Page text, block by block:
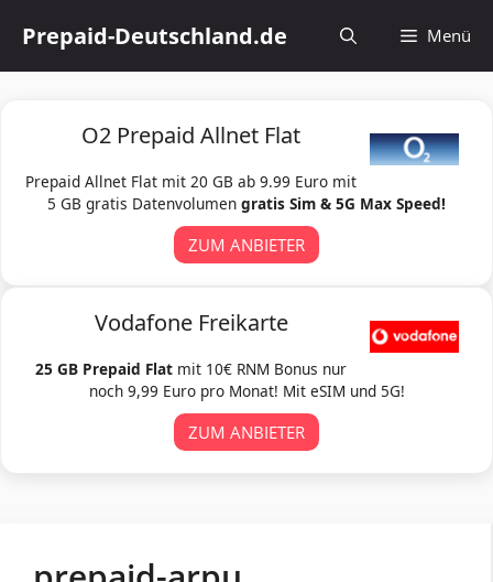
Inhalt
springen
Prepaid-Deutschland.de Menü
O2 Prepaid Allnet Flat
Prepaid Allnet Flat mit 20 GB ab 9.99 Euro mit
5 GB gratis Datenvolumen gratis Sim & 5G Max Speed!
ZUM ANBIETER
Vodafone Freikarte
25 GB Prepaid Flat mit 10€ RNM Bonus nur
noch 9,99 Euro pro Monat! Mit eSIM und 5G!
ZUM ANBIETER